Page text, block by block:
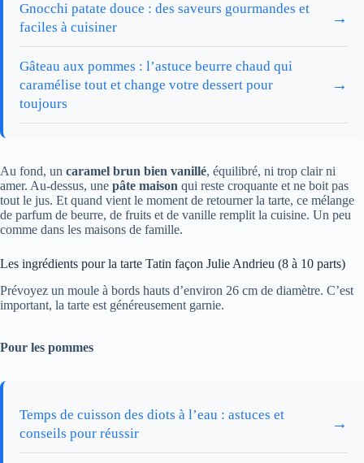
Gnocchi patate douce : des saveurs gourmandes et
faciles à cuisiner
→
Gâteau aux pommes : l’astuce beurre chaud qui
caramélise tout et change votre dessert pour
toujours
→
Au fond, un caramel brun bien vanillé, équilibré, ni trop clair ni
amer. Au-dessus, une pâte maison qui reste croquante et ne boit pas
tout le jus. Et quand vient le moment de retourner la tarte, ce mélange
de parfum de beurre, de fruits et de vanille remplit la cuisine. Un peu
comme dans les maisons de famille.
Les ingrédients pour la tarte Tatin façon Julie Andrieu (8 à 10 parts)
Prévoyez un moule à bords hauts d’environ 26 cm de diamètre. C’est
important, la tarte est généreusement garnie.
Pour les pommes
Temps de cuisson des diots à l’eau : astuces et
conseils pour réussir
→